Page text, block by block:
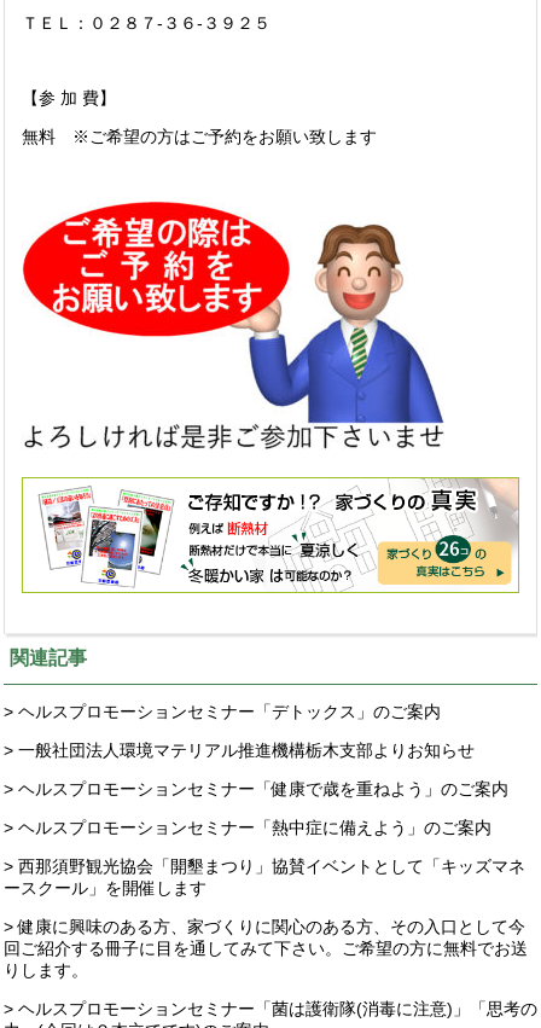
ＴＥＬ：０２８７-３６-３９２５
【参 加 費】
無料 ※ご希望の方はご予約をお願い致します
関連記事
> ヘルスプロモーションセミナー「デトックス」のご案内
> 一般社団法人環境マテリアル推進機構栃木支部よりお知らせ
> ヘルスプロモーションセミナー「健康で歳を重ねよう」のご案内
> ヘルスプロモーションセミナー「熱中症に備えよう」のご案内
> 西那須野観光協会「開墾まつり」協賛イベントとして「キッズマネ
ースクール」を開催します
> 健康に興味のある方、家づくりに関心のある方、その入口として今
回ご紹介する冊子に目を通してみて下さい。ご希望の方に無料でお送
りします。
> ヘルスプロモーションセミナー「菌は護衛隊(消毒に注意)」「思考の